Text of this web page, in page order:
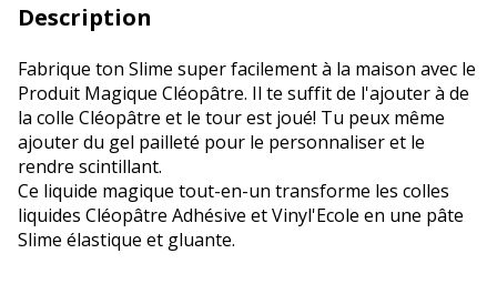
Description
Fabrique ton Slime super facilement à la maison avec le
Produit Magique Cléopâtre. Il te suffit de l'ajouter à de
la colle Cléopâtre et le tour est joué! Tu peux même
ajouter du gel pailleté pour le personnaliser et le
rendre scintillant.
Ce liquide magique tout-en-un transforme les colles
liquides Cléopâtre Adhésive et Vinyl'Ecole en une pâte
Slime élastique et gluante.